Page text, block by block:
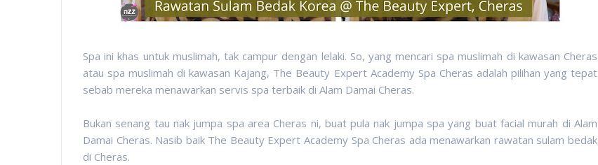
Spa ini khas untuk muslimah, tak campur dengan lelaki. So, yang mencari spa muslimah di kawasan Cheras
atau spa muslimah di kawasan Kajang, The Beauty Expert Academy Spa Cheras adalah pilihan yang tepat
sebab mereka menawarkan servis spa terbaik di Alam Damai Cheras.
Bukan senang tau nak jumpa spa area Cheras ni, buat pula nak jumpa spa yang buat facial murah di Alam
Damai Cheras. Nasib baik The Beauty Expert Academy Spa Cheras ada menawarkan rawatan sulam bedak
di Cheras.